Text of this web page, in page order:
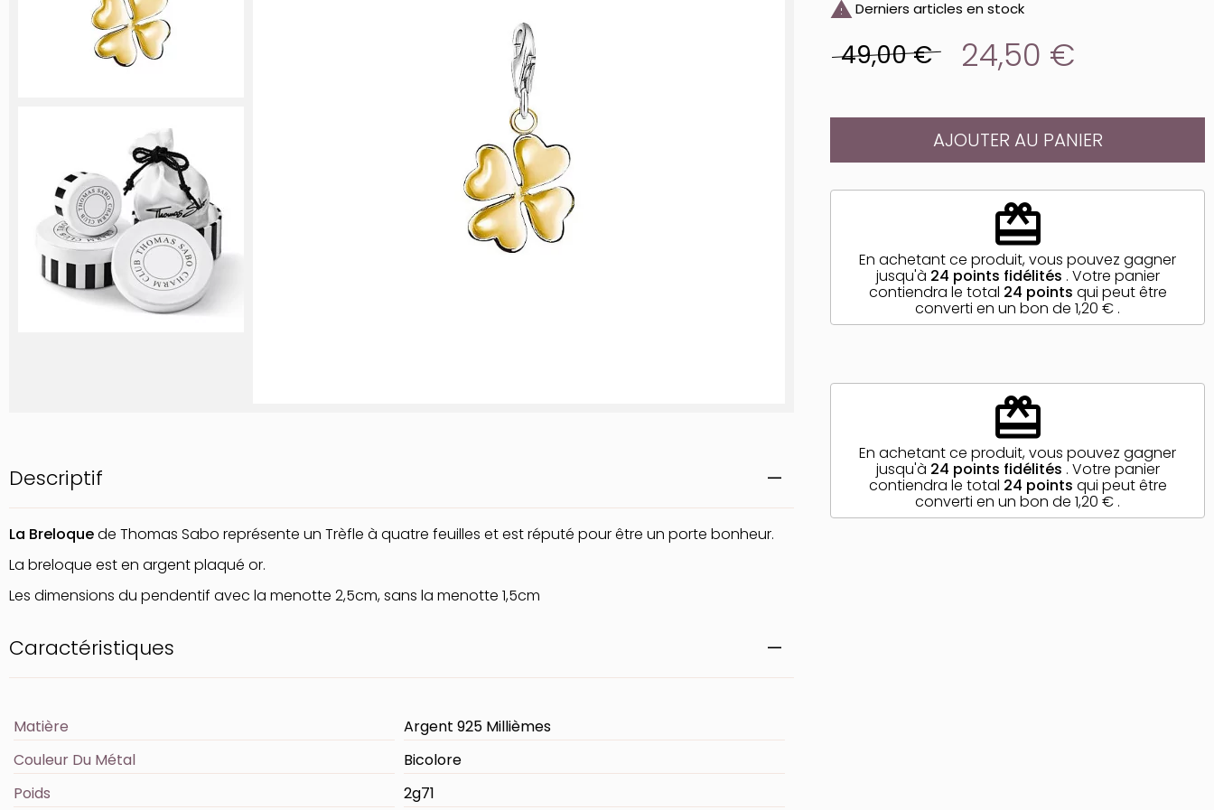
Descriptif
La Breloquede Thomas Sabo représente un Trèfle à quatre feuilles et est réputé pour être un porte bonheur.
La breloque est en argent plaqué or.
Les dimensions du pendentif avec la menotte 2,5cm, sans la menotte 1,5cm
Caractéristiques
Matière
Argent 925 Millièmes
Couleur Du Métal
Bicolore
Poids
2g71
 Derniers articles en stock
49,00 € 24,50 €
AJOUTER AU PANIER
redeem
En achetant ce produit, vous pouvez gagner
jusqu'à 24 points fidélités . Votre panier
contiendra le total 24 points qui peut être
converti en un bon de1,20 € .
redeem
En achetant ce produit, vous pouvez gagner
jusqu'à 24 points fidélités . Votre panier
contiendra le total 24 points qui peut être
converti en un bon de1,20 € .